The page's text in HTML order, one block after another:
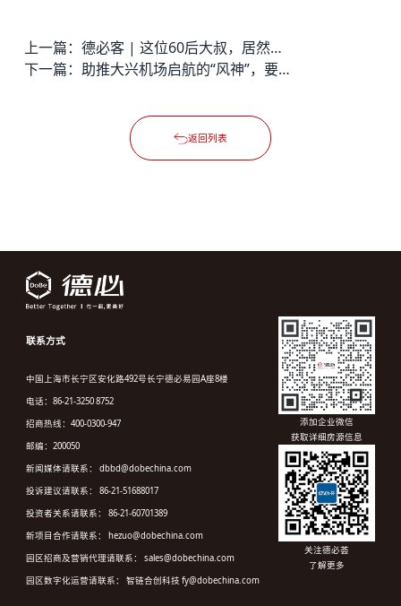
上一篇：
德必客 | 这位60后大叔，居然靠“二次元”拿了金鸡百花奖
下一篇：
助推大兴机场启航的“风神”，要永远做中国创新的“破风者”
返回列表
联系方式
中国上海市长宁区安化路492号长宁德必易园A座8楼
电话：86-21-3250 8752
招商热线：400-0300-947
邮编：200050
新闻媒体请联系： dbbd@dobechina.com
投诉建议请联系： 86-21-51688017
投资者关系请联系： 86-21-60701389
新项目合作请联系： hezuo@dobechina.com
园区招商及营销代理请联系： sales@dobechina.com
园区数字化运营请联系： 智链合创科技 fy@dobechina.com
添加企业微信
获取详细房源信息
关注德必荟
了解更多